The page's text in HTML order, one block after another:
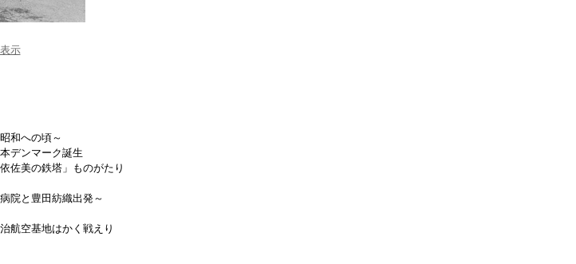
示
和への頃～
マーク誕生
の鉄塔」ものがたり
院と豊田紡織出発～
基地はかく戦えり